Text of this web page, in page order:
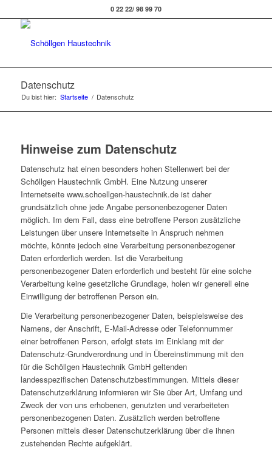
0 22 22/ 98 99 70
Datenschutz
Du bist hier: Startseite / Datenschutz
Hinweise zum Datenschutz
Datenschutz hat einen besonders hohen Stellenwert bei der
Schöllgen Haustechnik GmbH. Eine Nutzung unserer
Internetseite www.schoellgen-haustechnik.de ist daher
grundsätzlich ohne jede Angabe personenbezogener Daten
möglich. Im dem Fall, dass eine betroffene Person zusätzliche
Leistungen über unsere Internetseite in Anspruch nehmen
möchte, könnte jedoch eine Verarbeitung personenbezogener
Daten erforderlich werden. Ist die Verarbeitung
personenbezogener Daten erforderlich und besteht für eine solche
Verarbeitung keine gesetzliche Grundlage, holen wir generell eine
Einwilligung der betroffenen Person ein.
Die Verarbeitung personenbezogener Daten, beispielsweise des
Namens, der Anschrift, E-Mail-Adresse oder Telefonnummer
einer betroffenen Person, erfolgt stets im Einklang mit der
Datenschutz-Grundverordnung und in Übereinstimmung mit den
für die Schöllgen Haustechnik GmbH geltenden
landesspezifischen Datenschutzbestimmungen. Mittels dieser
Datenschutzerklärung informieren wir Sie über Art, Umfang und
Zweck der von uns erhobenen, genutzten und verarbeiteten
personenbezogenen Daten. Zusätzlich werden betroffene
Personen mittels dieser Datenschutzerklärung über die ihnen
zustehenden Rechte aufgeklärt.